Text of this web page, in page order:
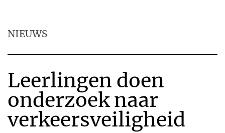
NIEUWS
Leerlingen doen
onderzoek naar
verkeersveiligheid